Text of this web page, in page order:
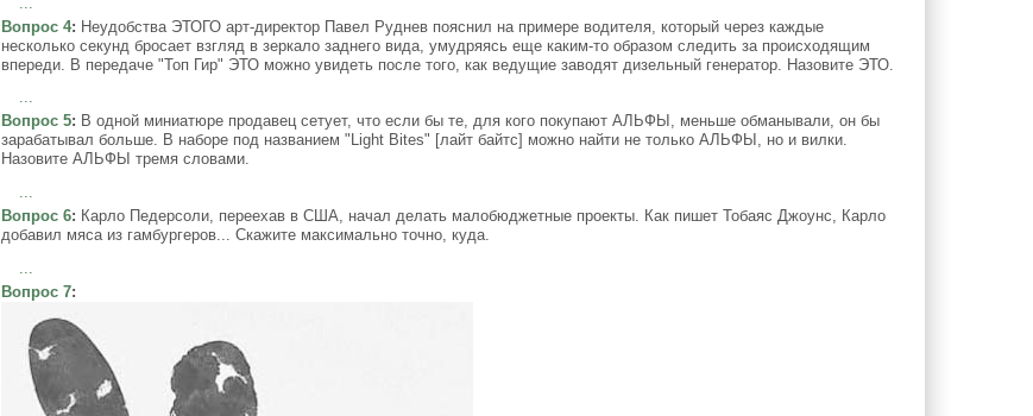
Вопрос 4: Неудобства ЭТОГО арт-директор Павел Руднев пояснил на примере водителя, который через каждые
несколько секунд бросает взгляд в зеркало заднего вида, умудряясь еще каким-то образом следить за происходящим
впереди. В передаче "Топ Гир" ЭТО можно увидеть после того, как ведущие заводят дизельный генератор. Назовите ЭТО.
...
Вопрос 5: В одной миниатюре продавец сетует, что если бы те, для кого покупают АЛЬФЫ, меньше обманывали, он бы
зарабатывал больше. В наборе под названием "Light Bites" [лайт байтс] можно найти не только АЛЬФЫ, но и вилки.
Назовите АЛЬФЫ тремя словами.
...
Вопрос 6: Карло Педерсоли, переехав в США, начал делать малобюджетные проекты. Как пишет Тобаяс Джоунс, Карло
добавил мяса из гамбургеров... Скажите максимально точно, куда.
...
Вопрос 7: